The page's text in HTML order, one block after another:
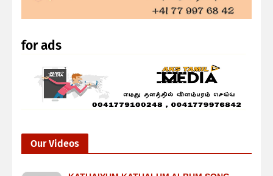
for ads
Our Videos